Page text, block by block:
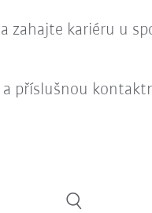
zahajte kariéru u
příslušnou